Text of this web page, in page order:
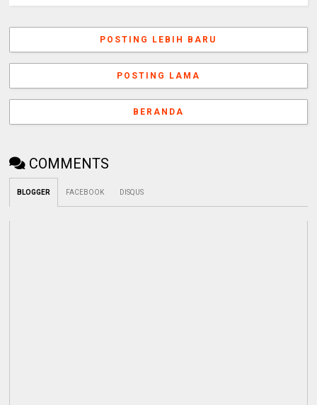
POSTING LEBIH BARU
POSTING LAMA
BERANDA
COMMENTS
BLOGGER FACEBOOK DISQUS